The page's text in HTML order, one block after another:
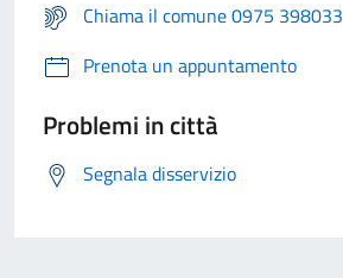
Chiama il comune 0975 398033
Prenota un appuntamento
Problemi in città
Segnala disservizio